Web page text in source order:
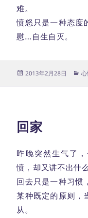
难。
愤怒只是一种态度
慰…自生自灭。
发
2013年2月28日
分
回家
昨晚突然生气了
愤，却又讲不出什
回去只是一种习惯
某种既定的原则，
从。